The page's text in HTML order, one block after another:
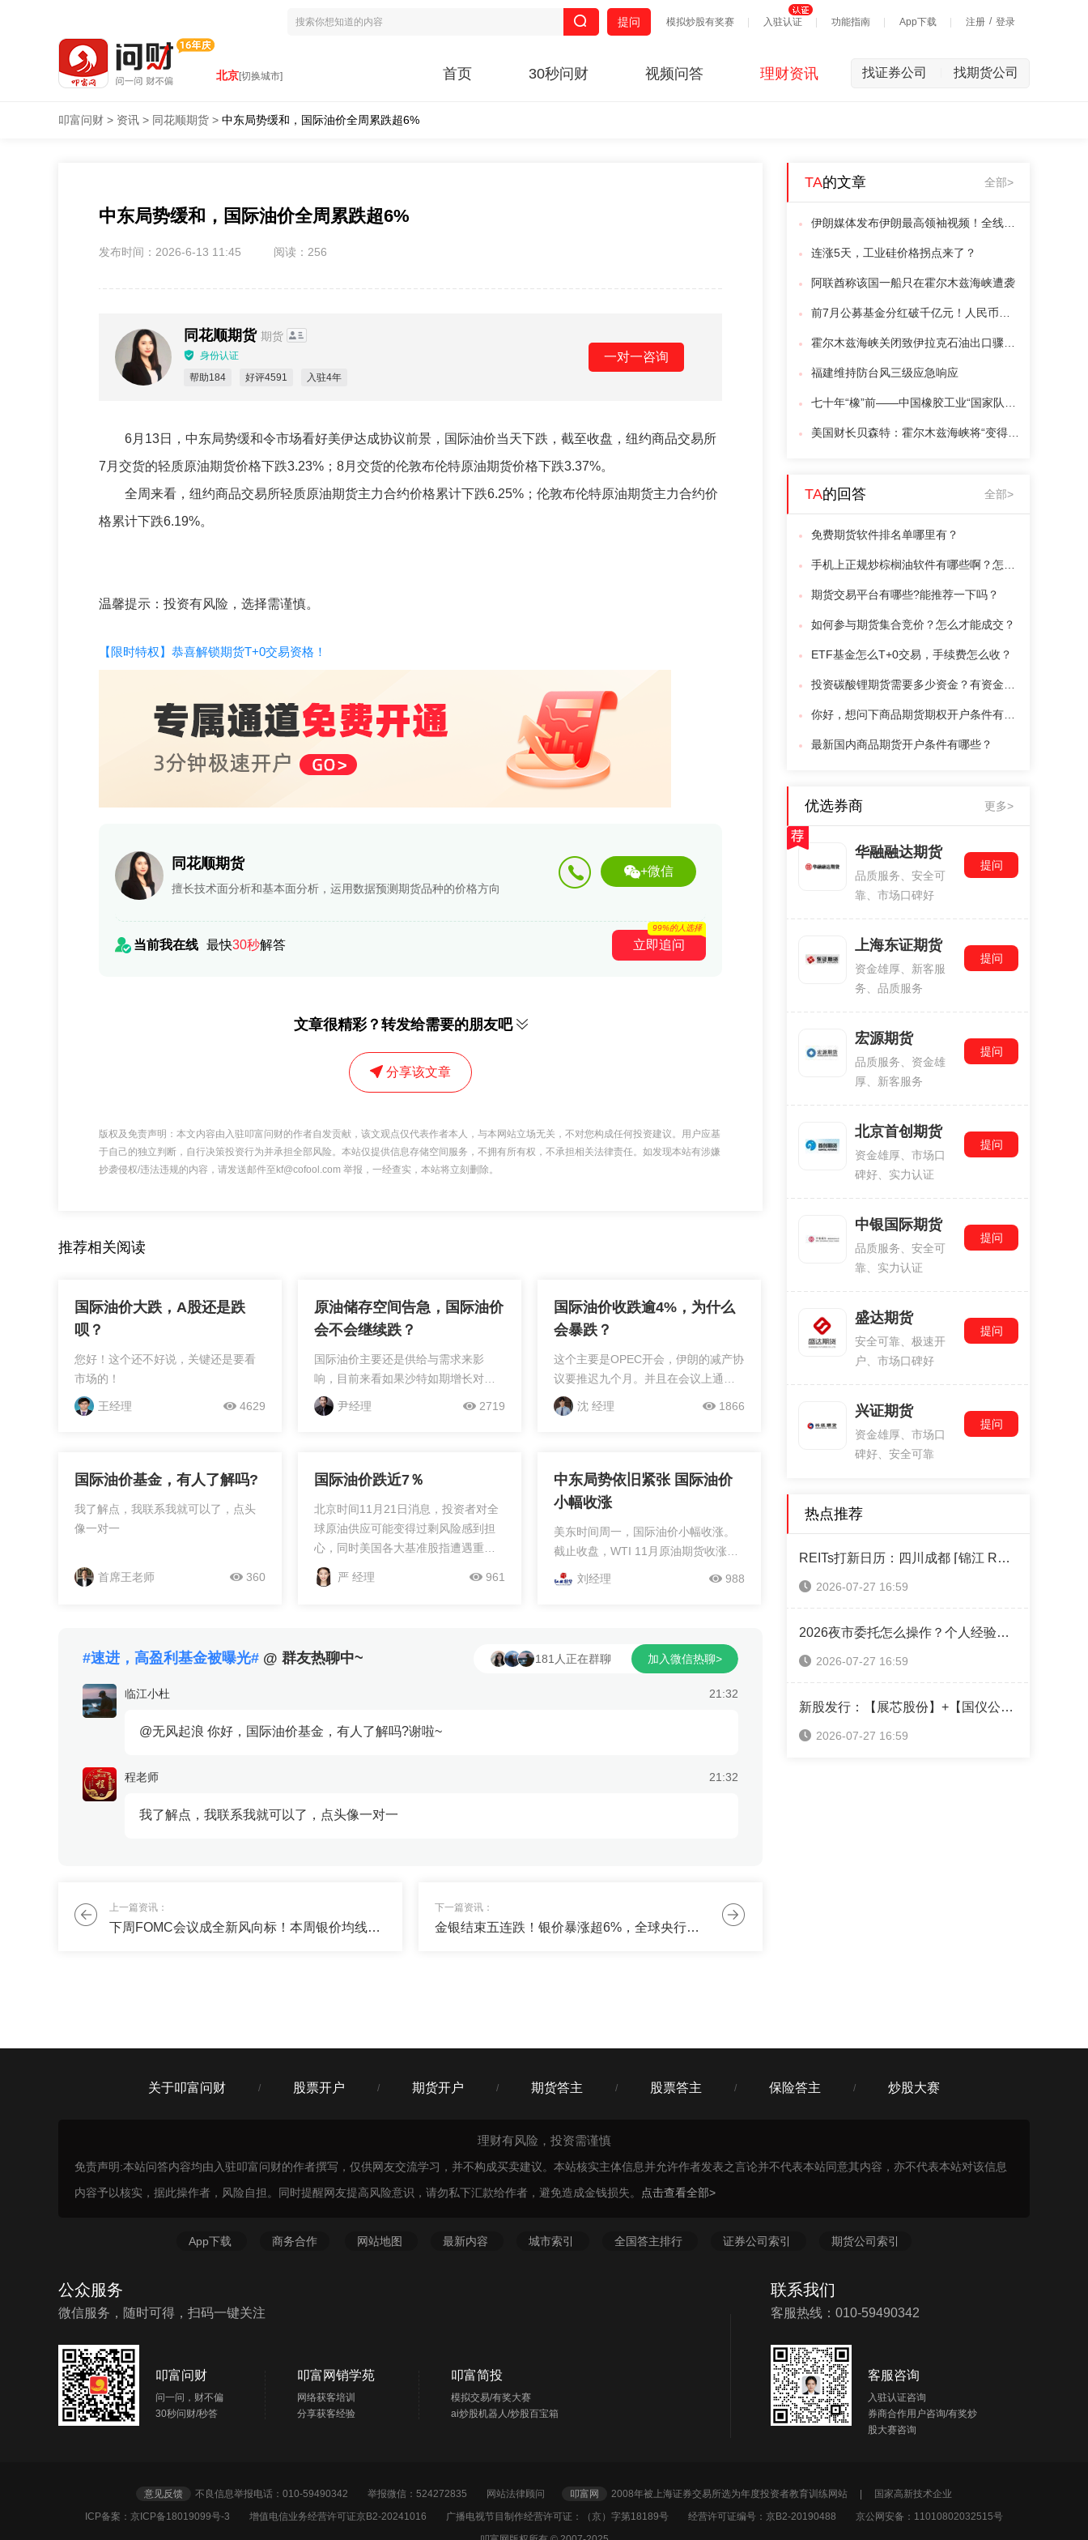
模拟炒股有奖赛 入驻认证 功能指南 App下载 注册 / 登录
提问
北京[切换城市] 首页 30秒问财 视频问答 理财资讯 找证券公司 找期货公司
叩富问财 > 资讯 > 同花顺期货 > 中东局势缓和，国际油价全周累跌超6%
中东局势缓和，国际油价全周累跌超6%
发布时间：2026-6-13 11:45 阅读：256
同花顺期货 期货
身份认证
帮助184
好评4591 入驻4年
一对一咨询
6月13日，中东局势缓和令市场看好美伊达成协议前景，国际油价当天下跌，截至收盘，纽约商品交易所
7月交货的轻质原油期货价格下跌3.23%；8月交货的伦敦布伦特原油期货价格下跌3.37%。
全周来看，纽约商品交易所轻质原油期货主力合约价格累计下跌6.25%；伦敦布伦特原油期货主力合约价
格累计下跌6.19%。
温馨提示：投资有风险，选择需谨慎。
【限时特权】恭喜解锁期货T+0交易资格！
同花顺期货
擅长技术面分析和基本面分析，运用数据预测期货品种的价格方向
+微信
当前我在线 最快30秒解答 立即追问
99%的人选择
文章很精彩？转发给需要的朋友吧
分享该文章
版权及免责声明：本文内容由入驻叩富问财的作者自发贡献，该文观点仅代表作者本人，与本网站立场无关，不对您构成任何投资建议。用户应基
于自己的独立判断，自行决策投资行为并承担全部风险。本站仅提供信息存储空间服务，不拥有所有权，不承担相关法律责任。如发现本站有涉嫌
抄袭侵权/违法违规的内容，请发送邮件至kf@cofool.com 举报，一经查实，本站将立刻删除。
推荐相关阅读
国际油价大跌，A股还是跌
呗？
您好！这个还不好说，关键还是要看
市场的！
王经理 4629
原油储存空间告急，国际油价
会不会继续跌？
国际油价主要还是供给与需求来影
响，目前来看如果沙特如期增长对于
油价来说确实是一个重挫。
尹经理 2719
国际油价收跌逾4%，为什么
会暴跌？
这个主要是OPEC开会，伊朗的减产协
议要推迟九个月。并且在会议上通过
了。
沈 经理 1866
国际油价基金，有人了解吗?
我了解点，我联系我就可以了，点头
像一对一
首席王老师 360
国际油价跌近7％
北京时间11月21日消息，投资者对全
球原油供应可能变得过剩风险感到担
心，同时美国各大基准股指遭遇重
挫，促使市场预期全球经济增长速度
将会放缓，能源需求将因此减速，也
割的西德克萨斯中质原油（WTI）期货
来最低的即期合约结算价格。作为全
球基准的伦敦洲际交易所1月布伦特原
严 经理 961
中东局势依旧紧张 国际油价
小幅收涨
美东时间周一，国际油价小幅收涨。
截止收盘，WTI 11月原油期货收涨
0.55美元，涨幅0.95%，报58.64美元/
桶。布伦特11月原油期货收涨0.49美
能以多快速度完全恢复产量持怀疑态
度，且中东局势依然紧张，不过欧市
盘初欧元区公布的系列制造业采购经
员对该公司在三周内恢复生产的目标
刘经理 988
#速进，高盈利基金被曝光# @ 群友热聊中~
临江小杜 21:32
@无风起浪 你好，国际油价基金，有人了解吗?谢啦~
程老师 21:32
我了解点，我联系我就可以了，点头像一对一
181人正在群聊 加入微信热聊>
上一篇资讯：
下周FOMC会议成全新风向标！本周银价均线压制明显
下一篇资讯：
金银结束五连跌！银价暴涨超6%，全球央行转向加息
TA的文章 全部>
连涨5天，工业硅价格拐点来了？
阿联酋称该国一船只在霍尔木兹海峡遭袭
福建维持防台风三级应急响应
TA的回答 全部>
免费期货软件排名单哪里有？
期货交易平台有哪些?能推荐一下吗？
如何参与期货集合竞价？怎么才能成交？
ETF基金怎么T+0交易，手续费怎么收？
最新国内商品期货开户条件有哪些？
优选券商 更多>
华融融达期货
品质服务、安全可
靠、市场口碑好
提问
上海东证期货
资金雄厚、新客服
务、品质服务
提问
宏源期货
品质服务、资金雄
厚、新客服务
提问
北京首创期货
资金雄厚、市场口
碑好、实力认证
提问
中银国际期货
品质服务、安全可
靠、实力认证
提问
盛达期货
安全可靠、极速开
户、市场口碑好
提问
兴证期货
资金雄厚、市场口
碑好、安全可靠
提问
热点推荐
REITs打新日历：四川成都 ⌈锦江 REIT⌋ 本周四售！（附认购操作指南）
2026-07-27 16:59
2026夜市委托怎么操作？个人经验攻略全分享
2026-07-27 16:59
新股发行：【展芯股份】+【国仪公司】+【超纯应材】本周可申购！（附打新神器）
2026-07-27 16:59
关于叩富问财 / 股票开户 / 期货开户 / 期货答主 / 股票答主 / 保险答主 / 炒股大赛
理财有风险，投资需谨慎
免责声明:本站问答内容均由入驻叩富问财的作者撰写，仅供网友交流学习，并不构成买卖建议。本站核实主体信息并允许作者发表之言论并不代表本站同意其内容，亦不代表本站对该信息
内容予以核实，据此操作者，风险自担。同时提醒网友提高风险意识，请勿私下汇款给作者，避免造成金钱损失。
点击查看全部>
App下载 商务合作 网站地图 最新内容 城市索引 全国答主排行 证券公司索引 期货公司索引
公众服务
微信服务，随时可得，扫码一键关注
叩富问财
问一问，财不偏
30秒问财/秒答
叩富网销学苑
网络获客培训
分享获客经验
叩富简投
模拟交易/有奖大赛
ai炒股机器人/炒股百宝箱
联系我们
客服热线：010-59490342
客服咨询
入驻认证咨询
券商合作用户咨询/有奖炒
股大赛咨询
意见反馈 不良信息举报电话：010-59490342 举报微信：524272835 网站法律顾问 叩富网 2008年被上海证券交易所选为年度投资者教育训练网站 |
国家高新技术企业
ICP备案：京ICP备18019099号-3
增值电信业务经营许可证京B2-20241016 广播电视节目制作经营许可证：（京）字第18189号 经营许可证编号：京B2-20190488 京公网安备：11010802032515号